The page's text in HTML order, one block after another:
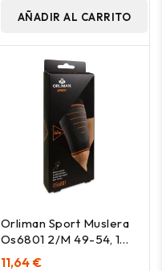
AÑADIR AL CARRITO
Orliman Sport Muslera
Os6801 2/M 49-54, 1
Unidad
11,64 €